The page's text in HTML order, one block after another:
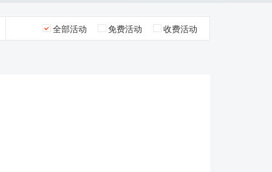
全部活动 免费活动 收费活动